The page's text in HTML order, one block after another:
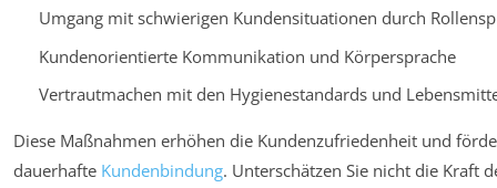
Umgang mit schwierigen Kundensituationen durch
Kundenorientierte Kommunikation und Körpersprache
Vertrautmachen mit den Hygienestandards und
Diese Maßnahmen erhöhen die Kundenzufriedenheit und
dauerhafte Kundenbindung. Unterschätzen Sie nicht die Kraft